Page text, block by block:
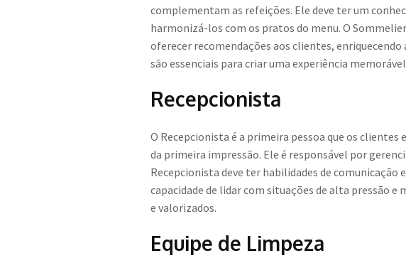
complementam as refeições. Ele deve ter um
harmonizá-los com os pratos do menu. O
oferecer recomendações aos clientes,
são essenciais para criar uma experiência
Recepcionista
O Recepcionista é a primeira pessoa que os
da primeira impressão. Ele é responsável por
Recepcionista deve ter habilidades de comunicação
capacidade de lidar com situações de alta pressão
e valorizados.
Equipe de Limpeza